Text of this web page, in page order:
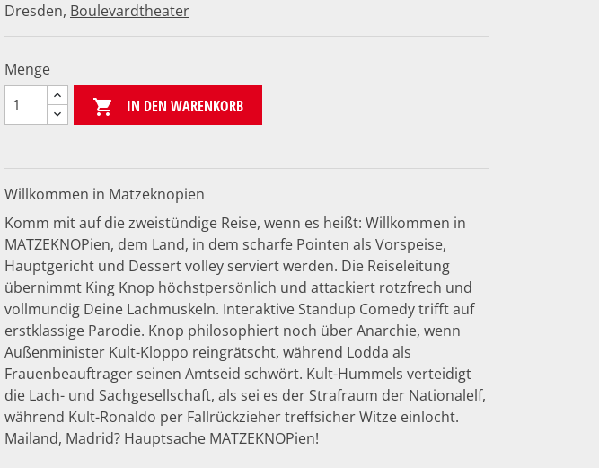
Dresden, Boulevardtheater
Menge
 IN DEN WARENKORB
Willkommen in Matzeknopien
Komm mit auf die zweistündige Reise, wenn es heißt: Willkommen in
MATZEKNOPien, dem Land, in dem scharfe Pointen als Vorspeise,
Hauptgericht und Dessert volley serviert werden. Die Reiseleitung
übernimmt King Knop höchstpersönlich und attackiert rotzfrech und
vollmundig Deine Lachmuskeln. Interaktive Standup Comedy trifft auf
erstklassige Parodie. Knop philosophiert noch über Anarchie, wenn
Außenminister Kult-Kloppo reingrätscht, während Lodda als
Frauenbeauftrager seinen Amtseid schwört. Kult-Hummels verteidigt
die Lach- und Sachgesellschaft, als sei es der Strafraum der Nationalelf,
während Kult-Ronaldo per Fallrückzieher treffsicher Witze einlocht.
Mailand, Madrid? Hauptsache MATZEKNOPien!